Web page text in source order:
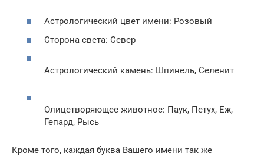
Астрологический цвет имени: Розовый
Сторона света: Север
Астрологический камень: Шпинель, Селенит
Олицетворяющее животное: Паук, Петух, Еж,
Гепард, Рысь
Кроме того, каждая буква Вашего имени так же